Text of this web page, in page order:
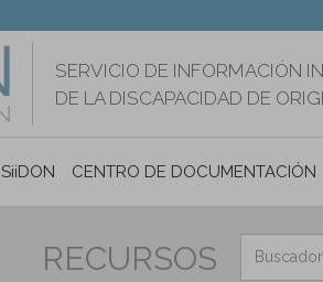
SERVICIO DE INFORMACIÓN
DE LA DISCAPACIDAD DE
SiiDON CENTRO DE DOCUMENTACIÓN
RECURSOS